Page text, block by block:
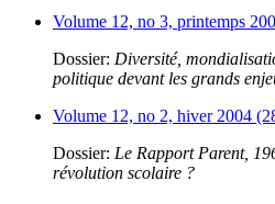
Volume 12, no 3, printemps
Dossier: Diversité,
politique devant les grands
Volume 12, no 2, hiver 2004
Dossier: Le Rapport Parent,
révolution scolaire ?